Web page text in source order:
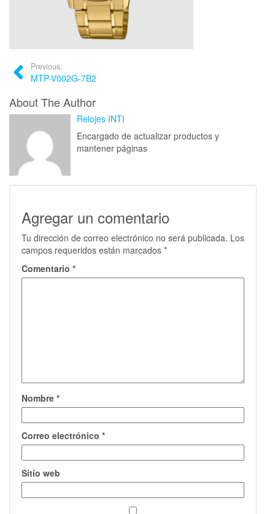
Previous:
MTP-V002G-7B2
About The Author
Relojes INTI
Encargado de actualizar productos y
mantener páginas
Agregar un comentario
Tu dirección de correo electrónico no será publicada. Los
campos requeridos están marcados *
Comentario *
Nombre *
Correo electrónico *
Sitio web